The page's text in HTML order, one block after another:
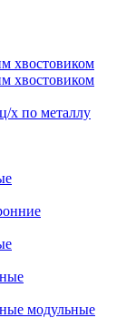
хвостовиком
хвостовиком
х по металлу
модульные